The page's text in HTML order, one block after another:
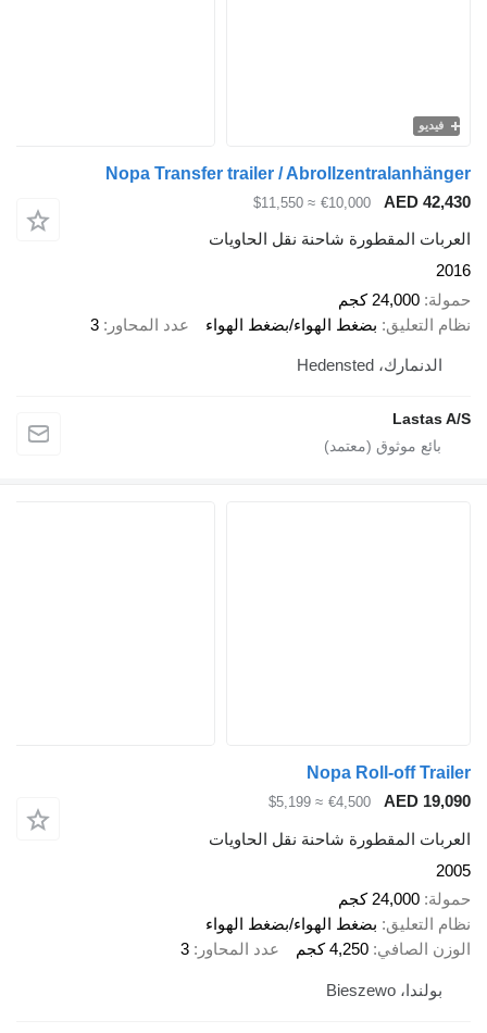
فيديو
Nopa Transfer trailer / Abrollzentralanhänger
AED 42,430
€10,000
≈ $11,550
العربات المقطورة شاحنة نقل الحاويات
2016
حمولة 24,000 كجم
نظام التعليق بضغط الهواء/بضغط الهواء عدد المحاور 3
الدنمارك، Hedensted
Lastas A/S
Nopa Roll-off Trailer
AED 19,090
€4,500
≈ $5,199
العربات المقطورة شاحنة نقل الحاويات
2005
حمولة 24,000 كجم
نظام التعليق بضغط الهواء/بضغط الهواء
الوزن الصافي 4,250 كجم عدد المحاور 3
بولندا، Bieszewo